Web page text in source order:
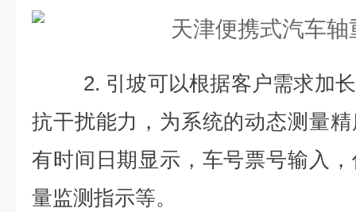
2. 引坡可以根据客户需求加长
抗干扰能力，为系统的动态测量
有时间日期显示，车号票号输入
量监测指示等。